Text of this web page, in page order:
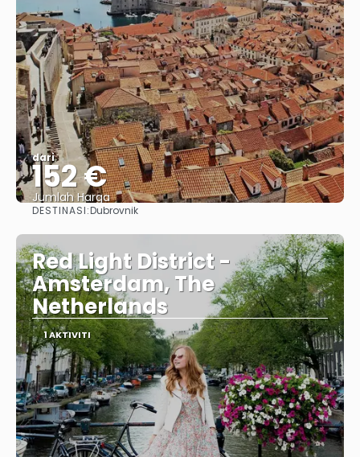
dari
152 €
Jumlah Harga
DESTINASI:Dubrovnik
Red Light District -
Amsterdam, The
Netherlands
1 AKTIVITI